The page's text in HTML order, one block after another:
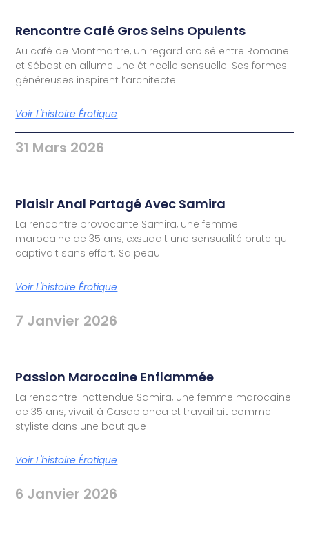
Rencontre Café Gros Seins Opulents
Au café de Montmartre, un regard croisé entre Romane
et Sébastien allume une étincelle sensuelle. Ses formes
généreuses inspirent l’architecte
Voir L'histoire Érotique
31 Mars 2026
Plaisir Anal Partagé Avec Samira
La rencontre provocante Samira, une femme
marocaine de 35 ans, exsudait une sensualité brute qui
captivait sans effort. Sa peau
Voir L'histoire Érotique
7 Janvier 2026
Passion Marocaine Enflammée
La rencontre inattendue Samira, une femme marocaine
de 35 ans, vivait à Casablanca et travaillait comme
styliste dans une boutique
Voir L'histoire Érotique
6 Janvier 2026